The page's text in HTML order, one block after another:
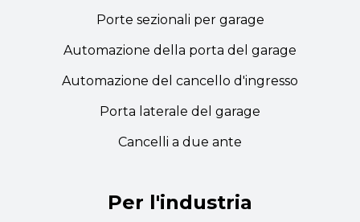
Porte sezionali per garage
Automazione della porta del garage
Automazione del cancello d'ingresso
Porta laterale del garage
Cancelli a due ante
Per l'industria